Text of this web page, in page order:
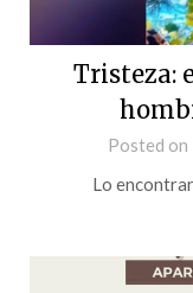
Tristeza:
Posted on
Lo